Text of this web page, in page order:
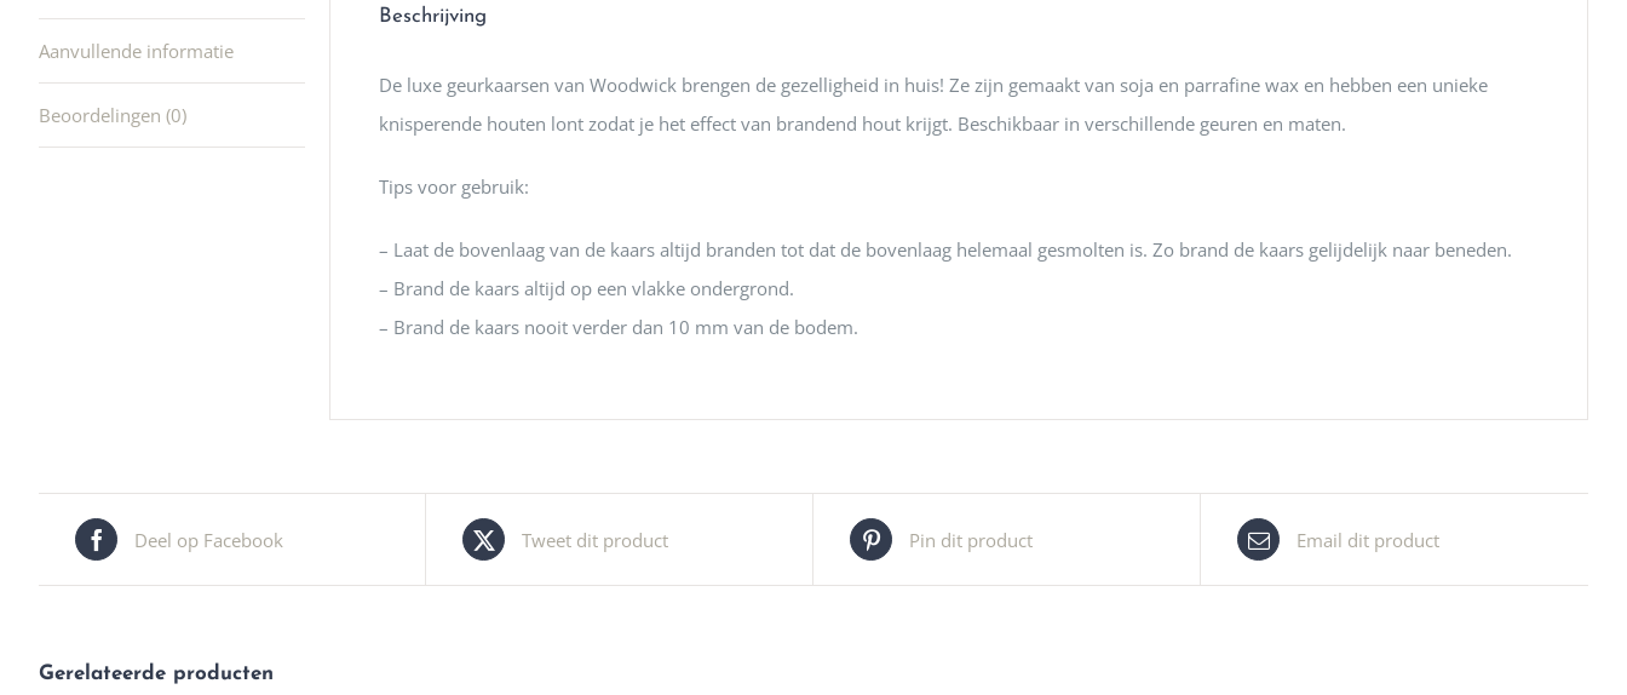
Aanvullende informatie
Beoordelingen (0)
Beschrijving
De luxe geurkaarsen van Woodwick brengen de gezelligheid in huis! Ze zijn gemaakt van soja en parrafine wax en hebben een unieke
knisperende houten lont zodat je het effect van brandend hout krijgt. Beschikbaar in verschillende geuren en maten.
Tips voor gebruik:
– Laat de bovenlaag van de kaars altijd branden tot dat de bovenlaag helemaal gesmolten is. Zo brand de kaars gelijdelijk naar beneden.
– Brand de kaars altijd op een vlakke ondergrond.
– Brand de kaars nooit verder dan 10 mm van de bodem.
Deel op Facebook Tweet dit product Pin dit product Email dit product
Gerelateerde producten